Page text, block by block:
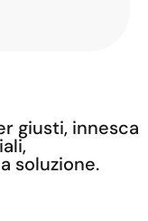
giusti, innesca
soluzione.